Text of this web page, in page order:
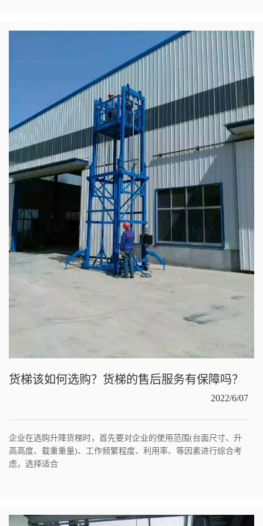
货梯该如何选购？货梯的售后服务有保障吗？
2022/6/07
企业在选购升降货梯时，首先要对企业的使用范围(台面尺寸、升
高高度、载重重量)、工作频繁程度、利用率、等因素进行综合考
虑，选择适合